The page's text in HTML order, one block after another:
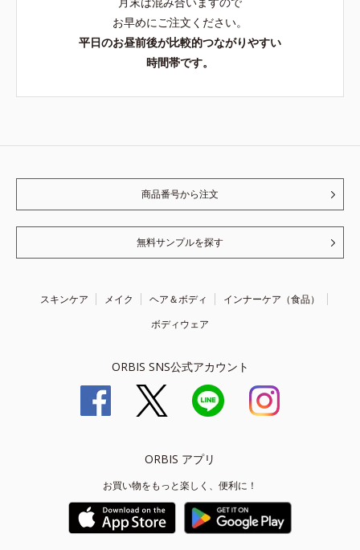
お早めにご注文ください。
平日のお昼前後が比較的つながりやすい
時間帯です。
商品番号から注文
無料サンプルを探す
スキンケア メイク ヘア＆ボディ
インナーケア（食品）
ボディウェア
ORBIS SNS公式アカウント
ORBIS アプリ
お買い物をもっと楽しく、便利に！